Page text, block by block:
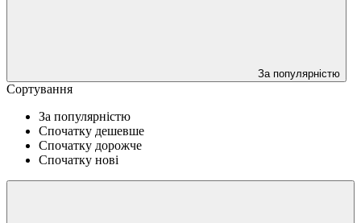
За популярністю
Сортування
За популярністю
Спочатку дешевше
Спочатку дорожче
Спочатку нові